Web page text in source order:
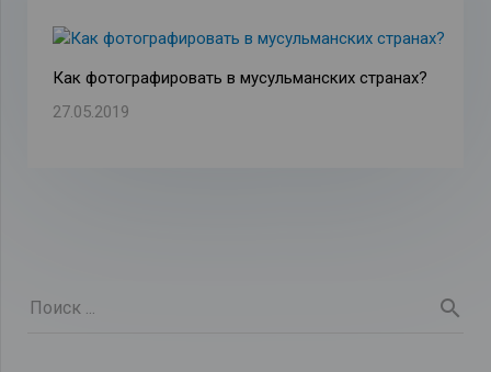
Как фотографировать в мусульманских странах?
27.05.2019